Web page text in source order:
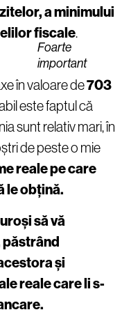
a minimului
fiscale.
Foarte
important
în valoare de703
este faptul că
sunt relativ mari, în
de peste o mie
reale pe care
le obțină.
să vă
și
reale care li s-